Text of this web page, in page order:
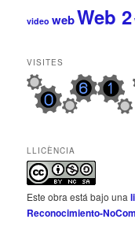
video webWeb 2
VISITES
LLICÈNCIA
Este obra está bajo una
Reconocimiento-